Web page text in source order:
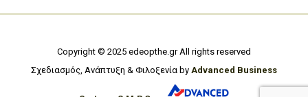
Copyright © 2025 edeopthe.gr All rights reserved
Σχεδιασμός, Ανάπτυξη & Φιλοξενία by Advanced Business